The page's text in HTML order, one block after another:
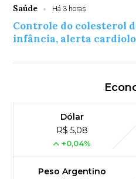
Saúde Há 3 horas
Controle do colesterol
infância, alerta
Dólar
R$ 5,08
+0,04%
Peso Argentino